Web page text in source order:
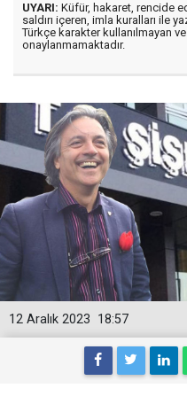
UYARI: Küfür, hakaret, rencide
saldırı içeren, imla kuralları ile
Türkçe karakter kullanılmayan
onaylanmamaktadır.
18:57
12 Aralık 2023